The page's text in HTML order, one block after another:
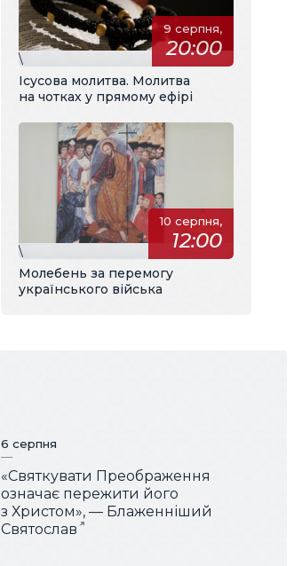
9 серпня,
20:00
\
Ісусова молитва. Молитва
на чотках у прямому ефірі
10 серпня,
12:00
\
Молебень за перемогу
українського війська
6 серпня
«Святкувати Преображення
означає пережити його
з Христом», — Блаженніший
Святослав